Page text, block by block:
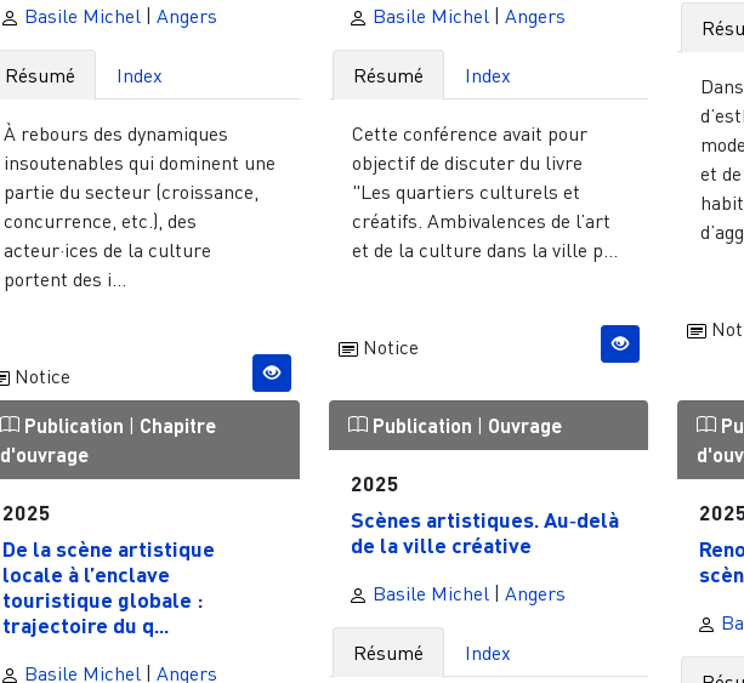
Basile Michel | Angers
Résumé Index
À rebours des dynamiques
insoutenables qui dominent une
partie du secteur (croissance,
concurrence, etc.), des
acteur·ices de la culture
portent des i...
Notice
Basile Michel | Angers
Résumé Index
Cette conférence avait pour
objectif de discuter du livre
"Les quartiers culturels et
créatifs. Ambivalences de l’art
et de la culture dans la ville p...
Notice
et
Publication | Chapitre
d'ouvrage
2025
De la scène artistique
locale à l’enclave
touristique globale :
trajectoire du q...
Basile Michel | Angers
Publication | Ouvrage
2025
Scènes artistiques. Au‑delà
de la ville créative
Basile Michel | Angers
Résumé Index